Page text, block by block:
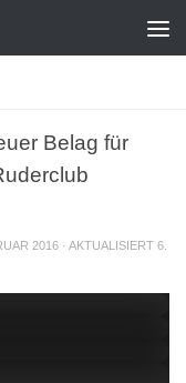
Belag für
2016 · AKTUALISIERT 6.